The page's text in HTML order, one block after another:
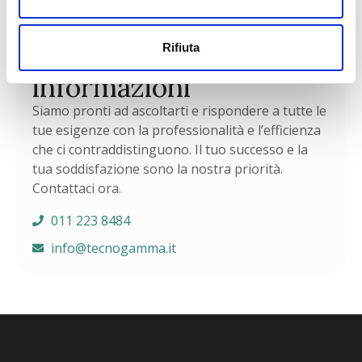
Rifiuta
Richiedi maggiori
informazioni
Siamo pronti ad ascoltarti e rispondere a tutte le
tue esigenze con la professionalità e l’efficienza
che ci contraddistinguono. Il tuo successo e la
tua soddisfazione sono la nostra priorità.
Contattaci ora.
011 223 8484
info@tecnogamma.it